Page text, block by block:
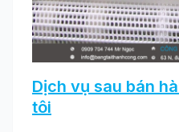
Dịch vụ sau bán
tôi